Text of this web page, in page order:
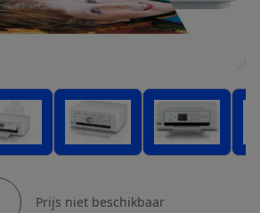
Prijs niet beschikbaar